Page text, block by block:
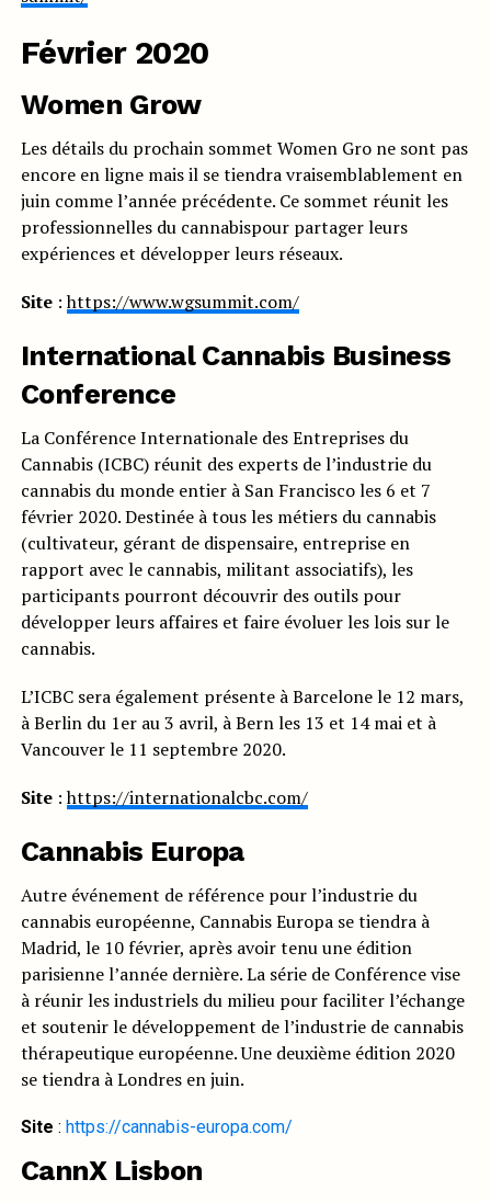
Février 2020
Women Grow
Les détails du prochain sommet Women Gro ne sont pas
encore en ligne mais il se tiendra vraisemblablement en
juin comme l’année précédente. Ce sommet réunit les
professionnelles du cannabispour partager leurs
expériences et développer leurs réseaux.
Site:https://www.wgsummit.com/
International Cannabis Business
Conference
La Conférence Internationale des Entreprises du
Cannabis (ICBC) réunit des experts de l’industrie du
cannabis du monde entier à San Francisco les 6 et 7
février 2020. Destinée à tous les métiers du cannabis
(cultivateur, gérant de dispensaire, entreprise en
rapport avec le cannabis, militant associatifs), les
participants pourront découvrir des outils pour
développer leurs affaires et faire évoluer les lois sur le
cannabis.
L’ICBC sera également présente à Barcelone le 12 mars,
à Berlin du 1er au 3 avril, à Bern les 13 et 14 mai et à
Vancouver le 11 septembre 2020.
Site:https://internationalcbc.com/
Cannabis Europa
Autre événement de référence pour l’industrie du
cannabis européenne, Cannabis Europa se tiendra à
Madrid, le 10 février, après avoir tenu une édition
parisienne l’année dernière. La série de Conférence vise
à réunir les industriels du milieu pour faciliter l’échange
et soutenir le développement de l’industrie de cannabis
thérapeutique européenne. Une deuxième édition 2020
se tiendra à Londres en juin.
Site : https://cannabis-europa.com/
CannX Lisbon